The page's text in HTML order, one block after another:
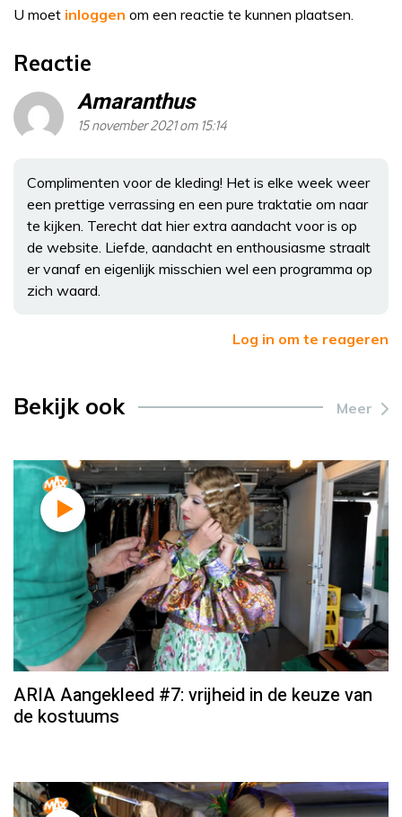
U moet inloggen om een reactie te kunnen plaatsen.
Reactie
Amaranthus
15 november 2021 om 15:14
Complimenten voor de kleding! Het is elke week weer
een prettige verrassing en een pure traktatie om naar
te kijken. Terecht dat hier extra aandacht voor is op
de website. Liefde, aandacht en enthousiasme straalt
er vanaf en eigenlijk misschien wel een programma op
zich waard.
Log in om te reageren
Bekijk ook Meer
ARIA Aangekleed #7: vrijheid in de keuze van
de kostuums